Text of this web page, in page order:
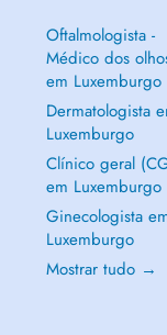
Oftalmologista -
Médico dos
em Luxemburgo
Dermatologista
Luxemburgo
Clínico geral
em Luxemburgo
Ginecologista
Luxemburgo
Mostrar tudo →